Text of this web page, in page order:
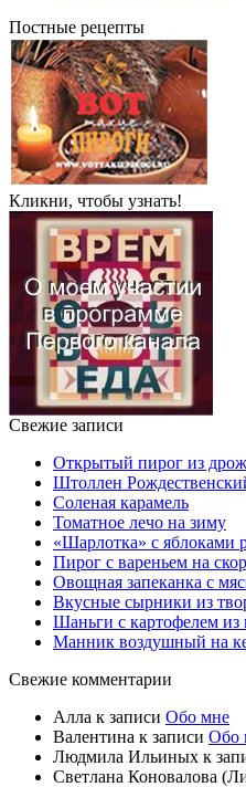
Постные рецепты
Кликни, чтобы узнать!
Свежие записи
Открытый пирог из
Штоллен
Соленая карамель
Томатное лечо на зиму
«Шарлотка» с яблоками
Пирог с вареньем на
Овощная запеканка с
Вкусные сырники из
Шаньги с картофелем из
Манник воздушный на
Свежие комментарии
Алла к записи Обо мне
Валентина к записи Обо
Людмила Ильиных к
Светлана Коновалова